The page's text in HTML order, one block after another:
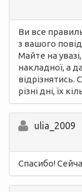
Ви все
з вашого
Майте на
накладної, а
відрізнятись.
різні дні, їх
ulia_2009
Спасибо!